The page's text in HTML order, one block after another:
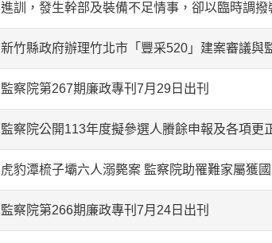
進訓，發生幹部及裝備不足情事，卻以臨時調
新竹縣政府辦理竹北市「豐采520」建案審議與
監察院第267期廉政專刊7月29日出刊
監察院公開113年度擬參選人賸餘申報及各項更
虎豹潭梳子壩六人溺斃案 監察院助罹難家屬獲
監察院第266期廉政專刊7月24日出刊